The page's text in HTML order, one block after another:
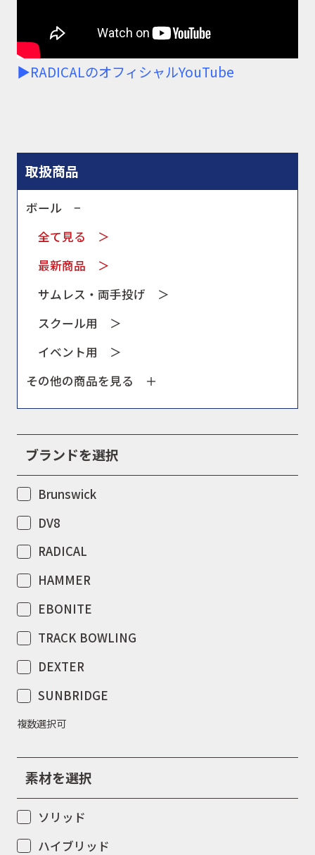
取扱商品
ボール −
全て見る ＞
最新商品 ＞
サムレス・両手投げ ＞
スクール用 ＞
イベント用 ＞
その他の商品を見る ＋
ブランドを選択
Brunswick
DV8
RADICAL
HAMMER
EBONITE
TRACK BOWLING
DEXTER
SUNBRIDGE
複数選択可
素材を選択
ソリッド
ハイブリッド
▶RADICALのオフィシャルYouTube